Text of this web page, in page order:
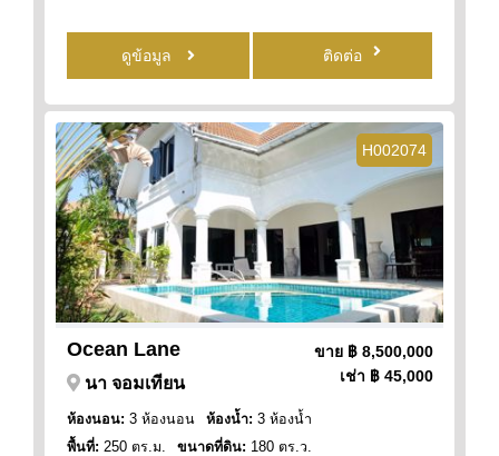
ดูข้อมูล ติดต่อ
H002074
Ocean Lane ขาย ฿ 8,500,000
เช่า ฿ 45,000
นา จอมเทียน
ห้องนอน: 3 ห้องนอน ห้องน้ำ: 3 ห้องน้ำ
พื้นที่: 250 ตร.ม. ขนาดที่ดิน: 180 ตร.ว.